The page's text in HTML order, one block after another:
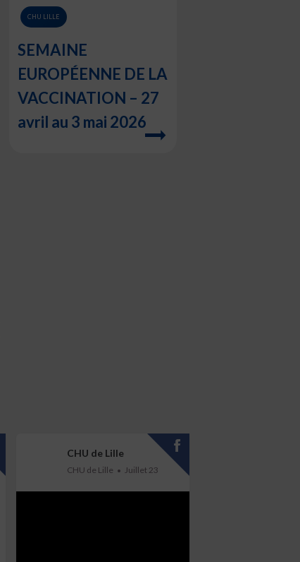
CHU LILLE
SEMAINE
EUROPÉENNE DE LA
VACCINATION – 27
avril au 3 mai 2026
CHU de Lille
CHU de Lille Juillet 23